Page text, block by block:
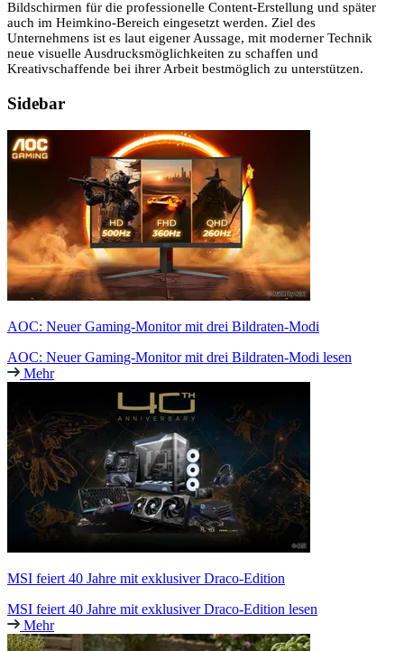
Bildschirmen für die professionelle Content-Erstellung und später
auch im Heimkino-Bereich eingesetzt werden. Ziel des
Unternehmens ist es laut eigener Aussage, mit moderner Technik
neue visuelle Ausdrucksmöglichkeiten zu schaffen und
Kreativschaffende bei ihrer Arbeit bestmöglich zu unterstützen.
Sidebar
AOC: Neuer Gaming-Monitor mit drei Bildraten-Modi
AOC: Neuer Gaming-Monitor mit drei Bildraten-Modi lesen
Mehr
MSI feiert 40 Jahre mit exklusiver Draco-Edition
MSI feiert 40 Jahre mit exklusiver Draco-Edition lesen
Mehr